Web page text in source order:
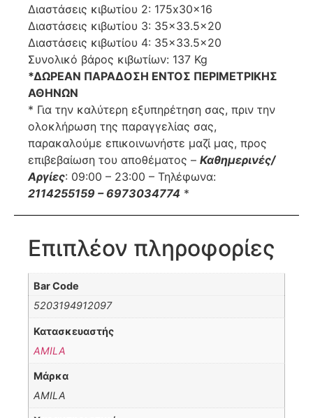
Διαστάσεις κιβωτίου 2: 175x30x16
Διαστάσεις κιβωτίου 3: 35×33.5×20
Διαστάσεις κιβωτίου 4: 35×33.5×20
Συνολικό βάρος κιβωτίων: 137 Kg
*ΔΩΡΕΑΝ ΠΑΡΑΔΟΣΗ ΕΝΤΟΣ ΠΕΡΙΜΕΤΡΙΚΗΣ
ΑΘΗΝΩΝ
* Για την καλύτερη εξυπηρέτηση σας, πριν την
ολοκλήρωση της παραγγελίας σας,
παρακαλούμε επικοινωνήστε μαζί μας, προς
επιβεβαίωση του αποθέματος – Καθημερινές/
Αργίες: 09:00 – 23:00 – Τηλέφωνα:
2114255159 – 6973034774 *
Επιπλέον πληροφορίες
Bar Code
5203194912097
Κατασκευαστής
AMILA
Μάρκα
AMILA